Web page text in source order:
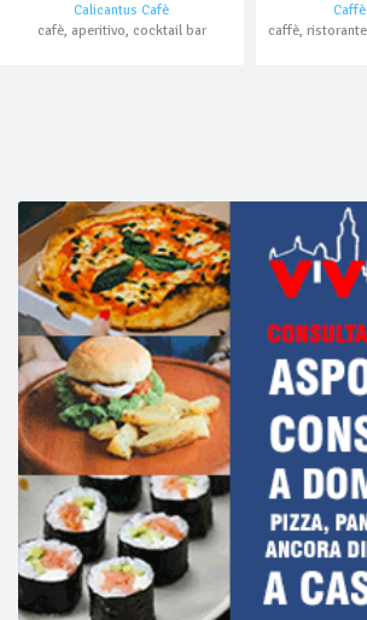
Calicantus Cafè
cafè, aperitivo, cocktail bar